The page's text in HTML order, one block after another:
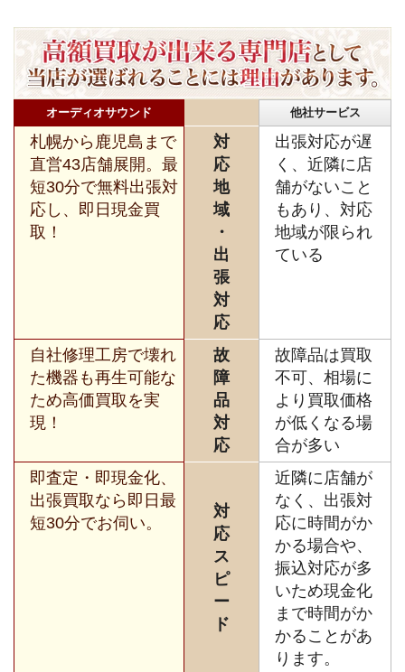
オーディオサウンド 他社サービス
札幌から鹿児島まで
直営43店舗展開。最
短30分で無料出張対
応し、即日現金買
取！
対
応
地
域
・
出
張
対
応
出張対応が遅
く、近隣に店
舗がないこと
もあり、対応
地域が限られ
ている
自社修理工房で壊れ
た機器も再生可能な
ため高価買取を実
現！
故
障
品
対
応
故障品は買取
不可、相場に
より買取価格
が低くなる場
合が多い
即査定・即現金化、
出張買取なら即日最
短30分でお伺い。
対
応
ス
ピ
ー
ド
近隣に店舗が
なく、出張対
応に時間がか
かる場合や、
振込対応が多
いため現金化
まで時間がか
かることがあ
ります。